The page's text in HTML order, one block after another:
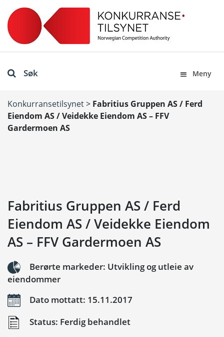
Søk Meny
Konkurransetilsynet> Fabritius Gruppen AS / Ferd
Eiendom AS / Veidekke Eiendom AS – FFV
Gardermoen AS
Fabritius Gruppen AS / Ferd
Eiendom AS / Veidekke Eiendom
AS – FFV Gardermoen AS
Berørte markeder: Utvikling og utleie av
eiendommer
Dato mottatt: 15.11.2017
Status: Ferdig behandlet